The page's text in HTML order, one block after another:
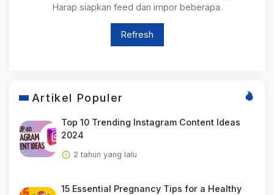
Harap siapkan feed dan impor beberapa.
Refresh
Artikel Populer
Top 10 Trending Instagram Content Ideas
2024
2 tahun yang lalu
15 Essential Pregnancy Tips for a Healthy